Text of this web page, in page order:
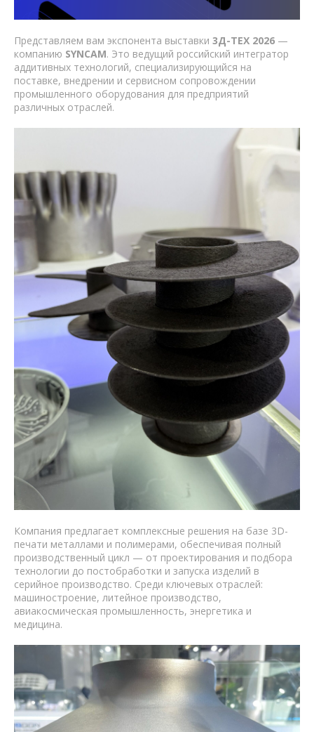
Представляем вам экспонента выставки 3Д-ТЕХ 2026 —
компанию SYNCAM. Это ведущий российский интегратор
аддитивных технологий, специализирующийся на
поставке, внедрении и сервисном сопровождении
промышленного оборудования для предприятий
различных отраслей.
Компания предлагает комплексные решения на базе 3D-
печати металлами и полимерами, обеспечивая полный
производственный цикл — от проектирования и подбора
технологии до постобработки и запуска изделий в
серийное производство. Среди ключевых отраслей:
машиностроение, литейное производство,
авиакосмическая промышленность, энергетика и
медицина.